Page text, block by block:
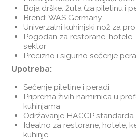
Boja drške: žuta (za piletinu i
Brend: WAS Germany
Univerzalni kuhinjski nož za
Pogodan za restorane, hotele,
sektor
Precizno i sigurno sečenje
Upotreba:
Sečenje piletine i peradi
Priprema živih namirnica u
kuhinjama
Održavanje HACCP
Idealno za restorane, hotele,
kuhinje